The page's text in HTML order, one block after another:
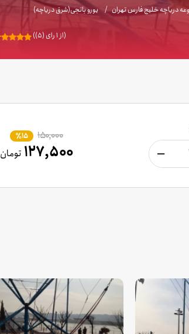
دریاچه خلیج فارس تهران یورو بانجی(شرق دریاچه)
(از 1 رای (5))
۱۵۰,۰۰۰ ٪15
۱۲۷,۵۰۰ تومان